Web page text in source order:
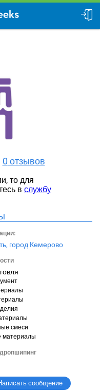
0 отзывов
то для
в службу
город Кемерово
смеси
материалы
сообщение